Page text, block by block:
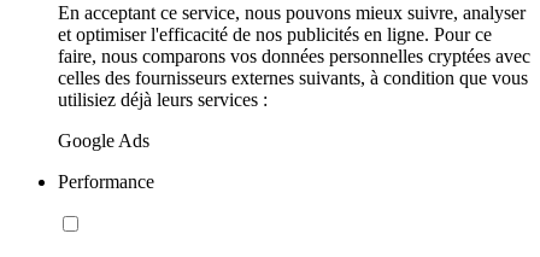
En acceptant ce service, nous pouvons mieux suivre, analyser
et optimiser l'efficacité de nos publicités en ligne. Pour ce
faire, nous comparons vos données personnelles cryptées avec
celles des fournisseurs externes suivants, à condition que vous
utilisiez déjà leurs services :
Google Ads
Performance